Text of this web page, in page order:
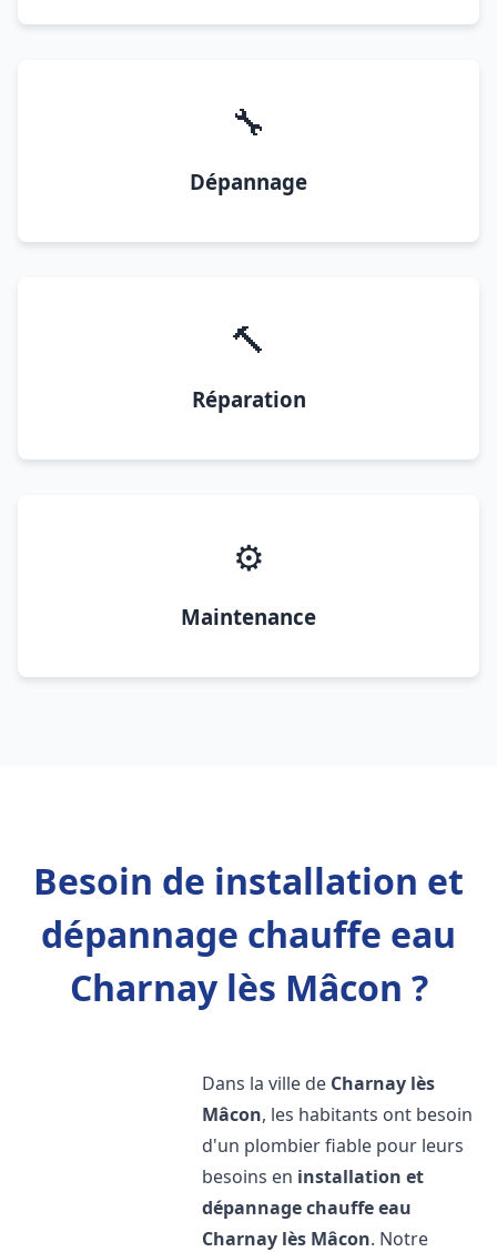
🔧
Dépannage
🔨
Réparation
⚙️
Maintenance
Besoin de installation et
dépannage chauffe eau
Charnay lès Mâcon ?
Dans la ville de Charnay lès
Mâcon, les habitants ont besoin
d'un plombier fiable pour leurs
besoins en installation et
dépannage chauffe eau
Charnay lès Mâcon. Notre